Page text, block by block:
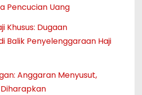
Pencucian Uang
Khusus: Dugaan
Balik Penyelenggaraan Haji
Anggaran Menyusut,